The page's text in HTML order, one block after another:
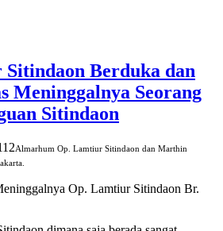
Sitindaon Berduka dan
Meninggalnya Seorang
Sitindaon
Almarhum Op. Lamtiur Sitindaon dan Marthin
Op. Lamtiur Sitindaon Br.